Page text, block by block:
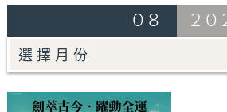
08